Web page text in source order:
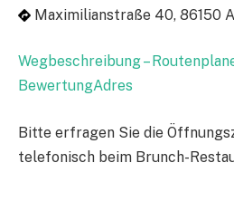
Maximilianstraße 40, 86150
Wegbeschreibung –
BewertungAdres
Bitte erfragen Sie die
telefonisch beim Brunch-